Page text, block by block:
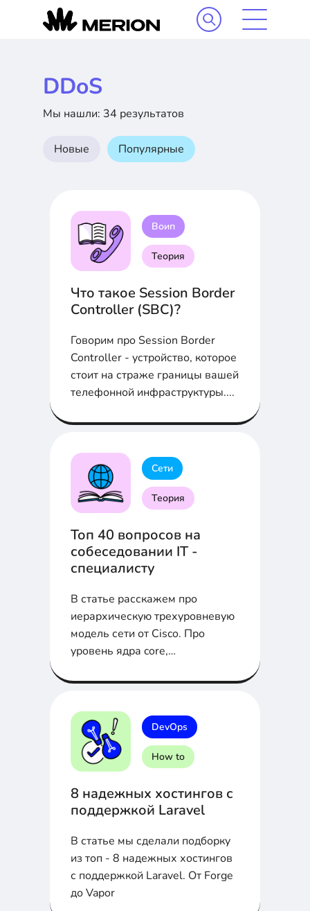
DDoS
Мы нашли: 34 результатов
Новые Популярные
Воип
Теория
Что такое Session Border
Controller (SBC)?
Говорим про Session Border
Controller - устройство, которое
стоит на страже границы вашей
телефонной инфраструктуры....
Сети
Теория
Топ 40 вопросов на
собеседовании IT -
специалисту
В статье расскажем про
иерархическую трехуровневую
модель сети от Cisco. Про
уровень ядра core,
и доступа access в статье
DevOps
How to
8 надежных хостингов с
поддержкой Laravel
В статье мы сделали подборку
из топ - 8 надежных хостингов
с поддержкой Laravel. От Forge
до Vapor